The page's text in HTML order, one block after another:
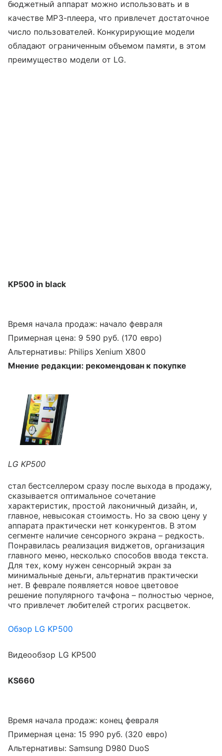
бюджетный аппарат можно использовать и в
качестве MP3-плеера, что привлечет достаточное
число пользователей. Конкурирующие модели
обладают ограниченным объемом памяти, в этом
преимущество модели от LG.
KP500 in black
Время начала продаж: начало февраля
Примерная цена: 9 590 руб. (170 евро)
Альтернативы: Philips Xenium X800
Мнение редакции: рекомендован к покупке
LG KP500
стал бестселлером сразу после выхода в продажу,
сказывается оптимальное сочетание
характеристик, простой лаконичный дизайн, и,
главное, невысокая стоимость. Но за свою цену у
аппарата практически нет конкурентов. В этом
сегменте наличие сенсорного экрана – редкость.
Понравилась реализация виджетов, организация
главного меню, несколько способов ввода текста.
Для тех, кому нужен сенсорный экран за
минимальные деньги, альтернатив практически
нет. В феврале появляется новое цветовое
решение популярного тачфона – полностью черное,
что привлечет любителей строгих расцветок.
Обзор LG KP500
Видеообзор LG KP500
KS660
Время начала продаж: конец февраля
Примерная цена: 15 990 руб. (320 евро)
Альтернативы: Samsung D980 DuoS